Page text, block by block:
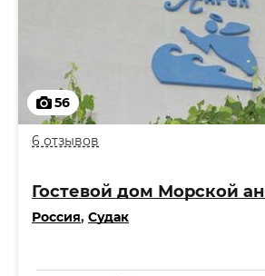
56
6 отзывов
Гостевой дом Морской
Россия, Судак